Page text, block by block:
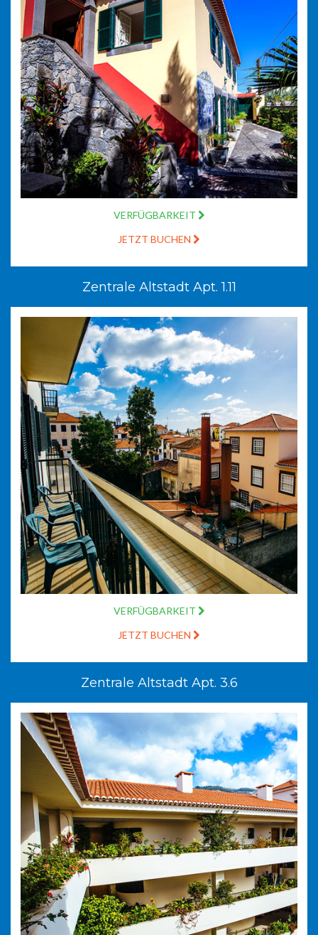
VERFÜGBARKEIT
JETZT BUCHEN
Zentrale Altstadt Apt. 1.11
VERFÜGBARKEIT
JETZT BUCHEN
Zentrale Altstadt Apt. 3.6